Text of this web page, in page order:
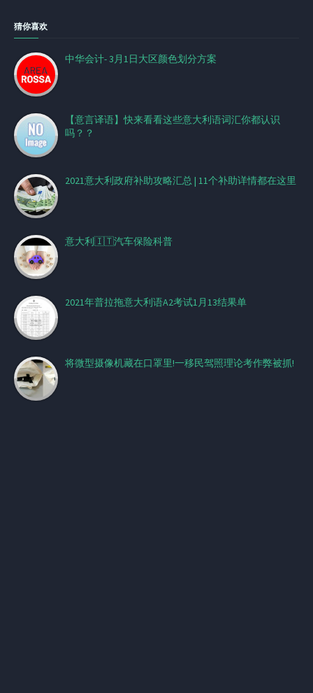
猜你喜欢
中华会计- 3月1日大区颜色划分方案
【意言译语】快来看看这些意大利语词汇你都认识
吗？？
2021意大利政府补助攻略汇总 | 11个补助详情都在这里
意大利🇮🇹汽车保险科普
2021年普拉拖意大利语A2考试1月13结果单
将微型摄像机藏在口罩里!一移民驾照理论考作弊被抓!